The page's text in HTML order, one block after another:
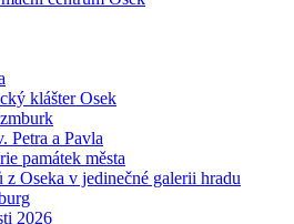
klášter Osek
Petra a Pavla
památek města
z Oseka v jedinečné galerii hradu
2026